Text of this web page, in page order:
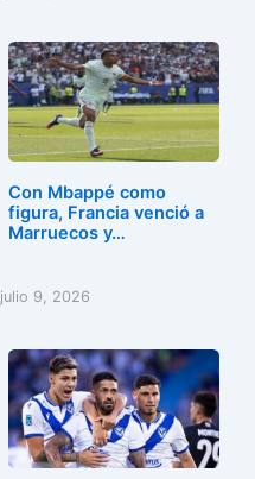
Con Mbappé como
figura, Francia venció a
Marruecos y…
julio 9, 2026